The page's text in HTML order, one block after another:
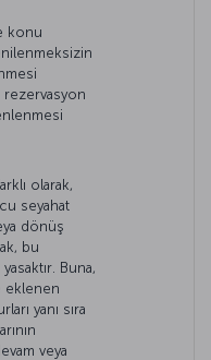
konu
rezervasyon
olarak,
seyahat
dönüş
bu
Buna,
eklenen
yanı sıra
veya